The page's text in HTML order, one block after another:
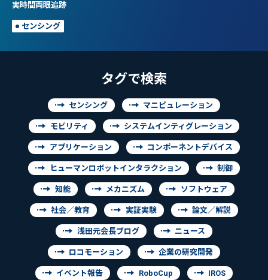
実時間両眼追跡
センシング
タグで検索
センシング マニピュレーション
モビリティ システムインティグレーション
アプリケーション コンポーネントデバイス
ヒューマンロボットインタラクション 制御
知能 メカニズム ソフトウェア
社会／教育 実証実験 論文／解説
浅田元会長ブログ ニュース
ロコモーション 企業の研究開発
イベント報告 RoboCup IROS